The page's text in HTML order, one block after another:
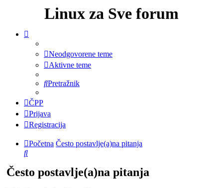
Linux za Sve forum
Neodgovorene teme
Aktivne teme
Pretražnik
ČPP
Prijava
Registracija
Početna Često postavlje(a)na pitanja
Pretražnik
Često postavlje(a)na pitanja